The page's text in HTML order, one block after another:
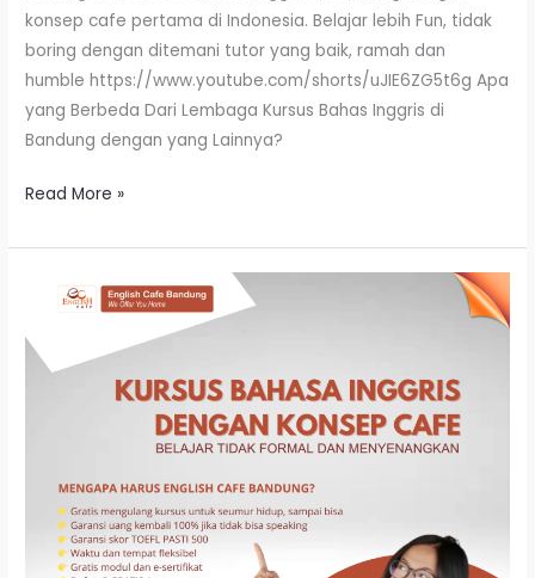
konsep cafe pertama di Indonesia. Belajar lebih Fun, tidak
boring dengan ditemani tutor yang baik, ramah dan
humble https://www.youtube.com/shorts/uJIE6ZG5t6g Apa
yang Berbeda Dari Lembaga Kursus Bahas Inggris di
Bandung dengan yang Lainnya?
Read More »
Kursus
Bahasa
Inggris
Ujung Berung